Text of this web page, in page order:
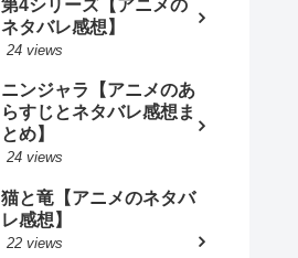
第4シリーズ【アニメの
ネタバレ感想】
24 views
ニンジャラ【アニメのあ
らすじとネタバレ感想ま
とめ】
24 views
猫と竜【アニメのネタバ
レ感想】
22 views